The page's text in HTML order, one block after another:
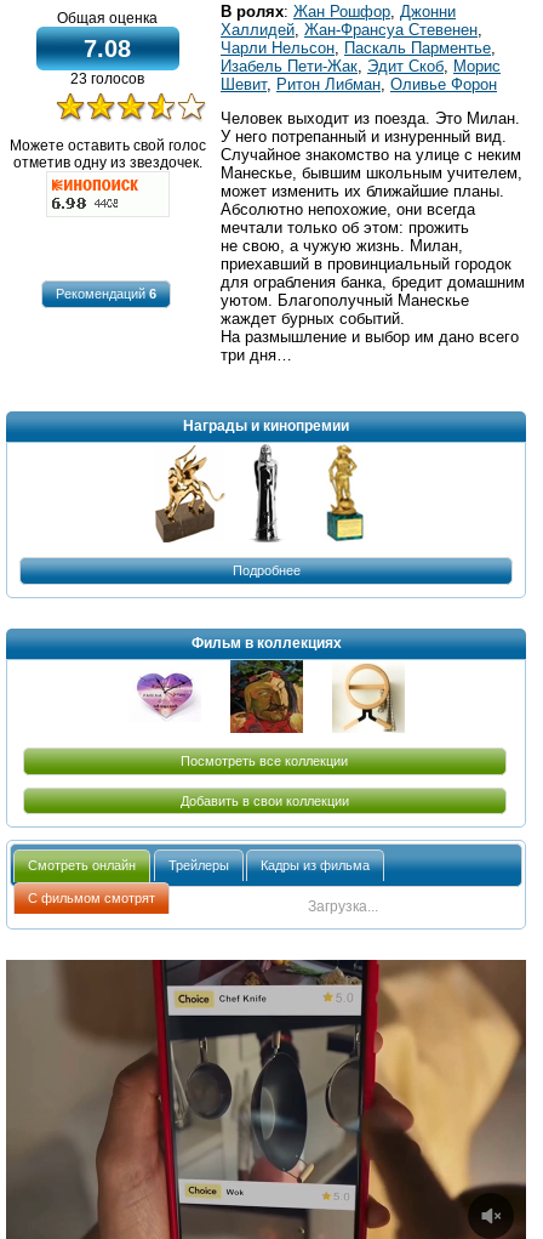
Общая оценка
7.08
23 голосов
Можете оставить свой голос
отметив одну из звездочек.
Рекомендаций6
В ролях: Жан Рошфор Джонни
Халлидей Жан-Франсуа Стевенен
Чарли Нельсон
Паскаль Парментье
Изабель Пети-Жак Эдит Скоб
Морис
Шевит, Ритон Либман Оливье Форон
Человек выходит из поезда. Это Милан.
У него потрепанный и изнуренный вид.
Случайное знакомство на улице с неким
Манескье, бывшим школьным учителем,
может изменить их ближайшие планы.
Абсолютно непохожие, они всегда
мечтали только об этом: прожить
не свою, а чужую жизнь. Милан,
приехавший в провинциальный городок
для ограбления банка, бредит домашним
уютом. Благополучный Манескье
жаждет бурных событий.
На размышление и выбор им дано всего
три дня…
Награды и кинопремии
Подробнее
Фильм в коллекциях
Посмотреть все коллекции
Добавить в свои коллекции
Смотреть онлайн Трейлеры Кадры из фильма
С фильмом смотрят Загрузка...